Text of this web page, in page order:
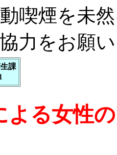
喫煙を未
力をお願
課
よる女性